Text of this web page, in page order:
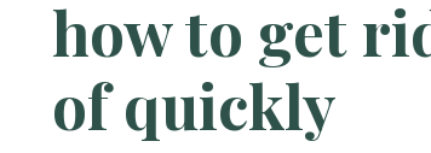
how to get
of quickly